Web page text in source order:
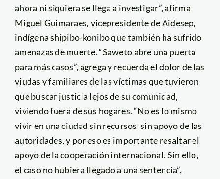
ahora ni siquiera se llega a investigar”, afirma
Miguel Guimaraes, vicepresidente de Aidesep,
indígena shipibo-konibo que también ha sufrido
amenazas de muerte. “Saweto abre una puerta
para más casos”, agrega y recuerda el dolor de las
viudas y familiares de las víctimas que tuvieron
que buscar justicia lejos de su comunidad,
viviendo fuera de sus hogares. “No es lo mismo
vivir en una ciudad sin recursos, sin apoyo de las
autoridades, y por eso es importante resaltar el
apoyo de la cooperación internacional. Sin ello,
el caso no hubiera llegado a una sentencia”,